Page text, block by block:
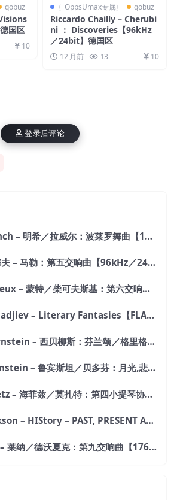
qobuz
国区
10
〖OppsUmax专属〗 qobuz
Riccardo Chailly – Cherubi
ni ： Discoveries【96kHz
／24bit】德国区
12 月前 13 10
登录后评论
Charles Munch – 明希／拉威尔：波莱罗舞曲【176.4kHz／24bit】
瓦莱里·捷杰耶夫 – 马勒：第五交响曲【96kHz／24bit】
Pierre Monteux – 蒙特／柴可夫斯基：第六交响曲【176.4kHz／24bit】
Alexander Gadjiev – Literary Fantasies【FLAC 192】
Leonard Bernstein – 西贝柳斯：芬兰颂／格里格：培尔·金特组曲【44.1kHz／24bit】
Arthur Rubinstein – 鲁宾斯坦／贝多芬：月光,悲怆,热情,告别钢琴奏鸣曲【176.4kHz／24bit】
Jascha Heifetz – 海菲兹／莫扎特：第四小提琴协奏曲，第五小提琴协奏曲《土耳其》／维瓦尔第：小提琴与大提琴协奏曲，RV 547【192kHz／24bit】
Michael Jackson – HIStory – PAST, PRESENT AND FUTURE – BOOK I【96kHz／24bit】
Fritz Reiner – 莱纳／德沃夏克：第九交响曲【176.4kHz／24bit】